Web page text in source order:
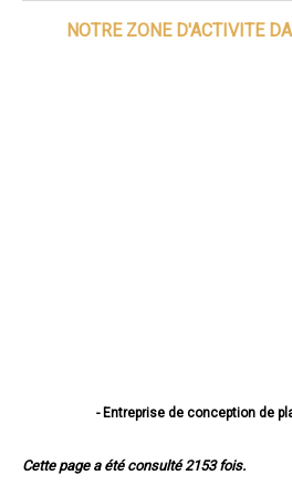
NOTRE ZONE D'ACTIVITE
- Entreprise de conception de
- Entreprise de conception de
Cette page a été consulté 2153 fois.